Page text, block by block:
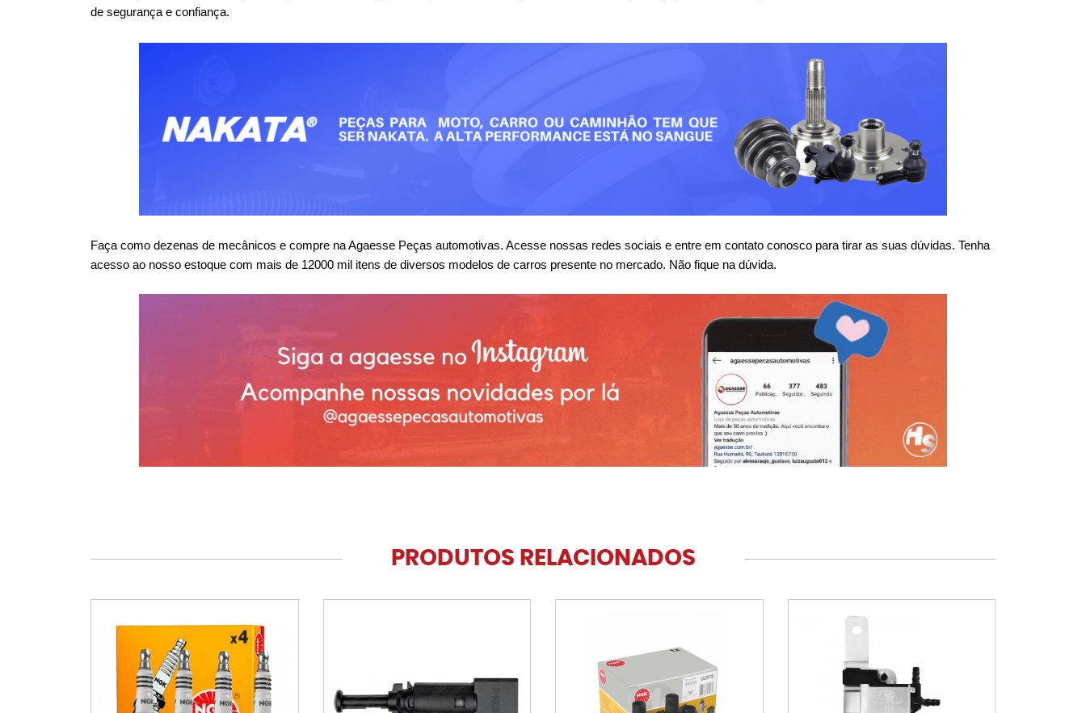
de segurança e confiança.
Faça como dezenas de mecânicos e compre na Agaesse Peças automotivas. Acesse nossas redes sociais e entre em contato conosco para tirar as suas dúvidas. Tenha
acesso ao nosso estoque com mais de 12000 mil itens de diversos modelos de carros presente no mercado. Não fique na dúvida.
PRODUTOS RELACIONADOS